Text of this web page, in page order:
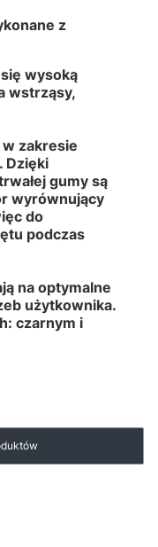
z
wysoką
wstrząsy,
zakresie
Dzięki
gumy są
wyrównujący
do
podczas
na optymalne
użytkownika.
czarnym i